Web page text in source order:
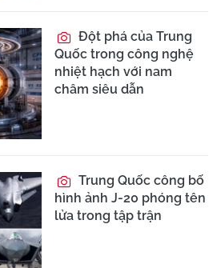
Đột phá của Trung
Quốc trong công nghệ
nhiệt hạch với nam
châm siêu dẫn
Trung Quốc công bố
hình ảnh J-20 phóng tên
lửa trong tập trận